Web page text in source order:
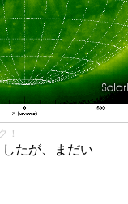
！
たが、まだい